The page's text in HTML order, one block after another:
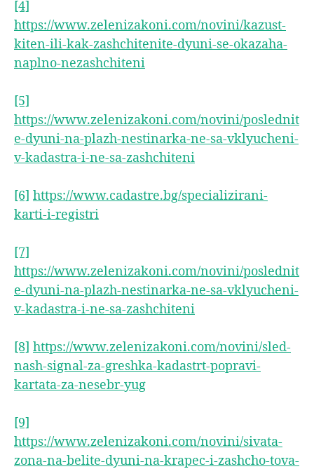
[4]
https://www.zelenizakoni.com/novini/kazust-
kiten-ili-kak-zashchitenite-dyuni-se-okazaha-
naplno-nezashchiteni
[5]
https://www.zelenizakoni.com/novini/poslednit
e-dyuni-na-plazh-nestinarka-ne-sa-vklyucheni-
v-kadastra-i-ne-sa-zashchiteni
[6] https://www.cadastre.bg/specializirani-
karti-i-registri
[7]
https://www.zelenizakoni.com/novini/poslednit
e-dyuni-na-plazh-nestinarka-ne-sa-vklyucheni-
v-kadastra-i-ne-sa-zashchiteni
[8] https://www.zelenizakoni.com/novini/sled-
nash-signal-za-greshka-kadastrt-popravi-
kartata-za-nesebr-yug
[9]
https://www.zelenizakoni.com/novini/sivata-
zona-na-belite-dyuni-na-krapec-i-zashcho-tova-